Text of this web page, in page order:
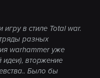
в стиле Total war.
разных
warhammer уже
идеи), вторжение
Было бы